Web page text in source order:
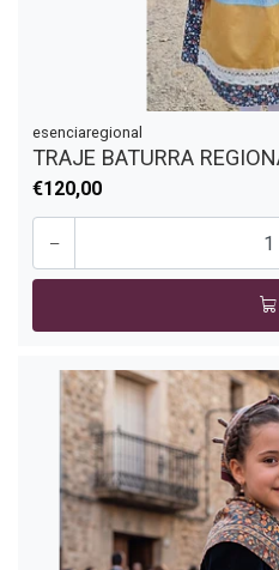
esenciaregional
TRAJE BATURRA
€120,00
-